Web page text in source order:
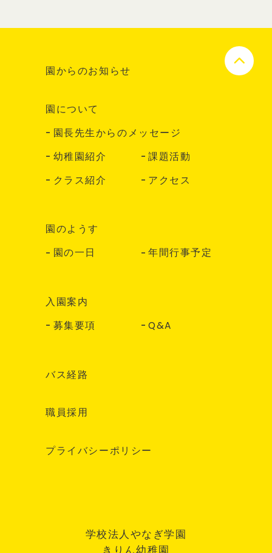
園からのお知らせ
園について
園長先生からのメッセージ
幼稚園紹介
課題活動
クラス紹介
アクセス
園のようす
園の一日
年間行事予定
入園案内
募集要項
Q&A
バス経路
職員採用
プライバシーポリシー
学校法人やなぎ学園
きりん幼稚園